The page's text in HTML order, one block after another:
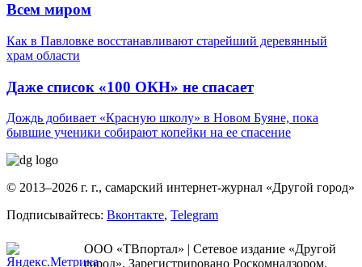
Всем миром
Как в Павловке восстанавливают старейший деревянный
храм области
Даже список «100 ОКН» не спасает
Дождь добивает «Красную школу» в Новом Буяне, пока
бывшие ученики собирают копейки на ее спасение
© 2013–2026 г. г., самарский интернет-журнал «Другой город»
Подписывайтесь: Вконтакте, Telegram
ООО «ТВпортал» | Сетевое издание «Другой
город». Зарегистрировано Роскомнадзором.